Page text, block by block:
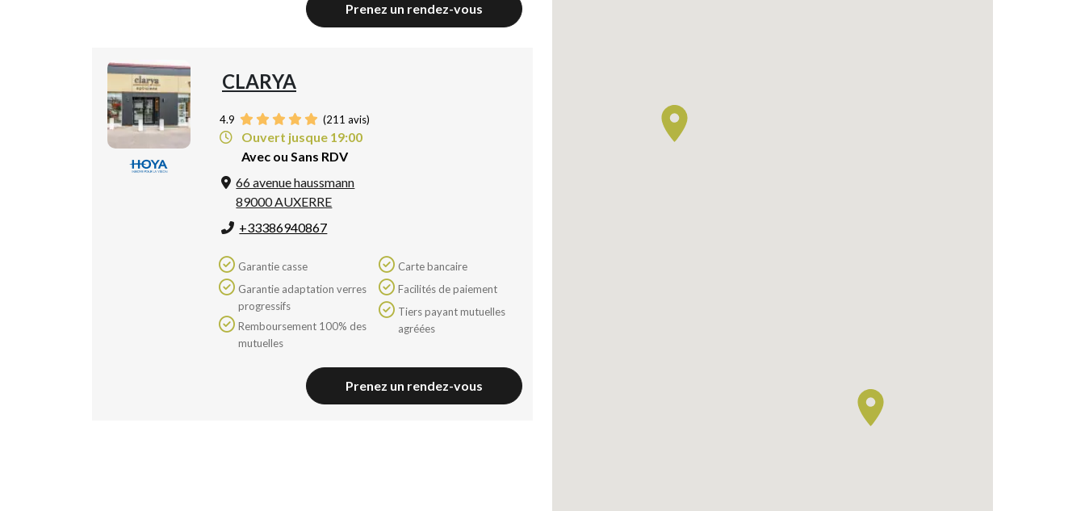
Prenez un rendez-vous
CLARYA
4.9 (211 avis)
Ouvert jusque 19:00
Avec ou Sans RDV
66 avenue haussmann
89000 AUXERRE
+33386940867
Garantie casse
progressifs
mutuelles
Carte bancaire
Facilités de paiement
agréées
Prenez un rendez-vous